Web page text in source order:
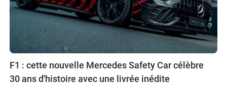
F1 : cette nouvelle Mercedes Safety Car célèbre
30 ans d'histoire avec une livrée inédite